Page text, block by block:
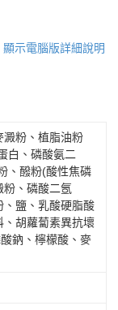
顯示電腦版詳細說明
澱粉、植脂油粉
白、磷酸氨二
、醱粉(酸性焦磷
粉、磷酸二氬
、鹽、乳酸硬脂酸
、胡蘿蔔素異抗壞
鈉、檸檬酸、麥